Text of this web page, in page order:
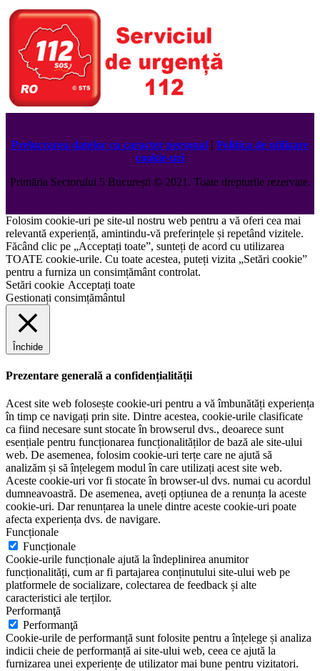
Prelucrarea datelor cu caracter personal | Politica de utilizare
cookie-uri
Primăria Sectorului 5 București ©️2021. Toate drepturile rezervate.
Folosim cookie-uri pe site-ul nostru web pentru a vă oferi cea mai
relevantă experiență, amintindu-vă preferințele și repetând vizitele.
Făcând clic pe „Acceptați toate”, sunteți de acord cu utilizarea
TOATE cookie-urile. Cu toate acestea, puteți vizita „Setări cookie”
pentru a furniza un consimțământ controlat.
Setări cookie Acceptați toate
Gestionați consimțământul
Închide
Prezentare generală a confidențialității
Acest site web folosește cookie-uri pentru a vă îmbunătăți experiența
în timp ce navigați prin site. Dintre acestea, cookie-urile clasificate
ca fiind necesare sunt stocate în browserul dvs., deoarece sunt
esențiale pentru funcționarea funcționalităților de bază ale site-ului
web. De asemenea, folosim cookie-uri terțe care ne ajută să
analizăm și să înțelegem modul în care utilizați acest site web.
Aceste cookie-uri vor fi stocate în browser-ul dvs. numai cu acordul
dumneavoastră. De asemenea, aveți opțiunea de a renunța la aceste
cookie-uri. Dar renunțarea la unele dintre aceste cookie-uri poate
afecta experiența dvs. de navigare.
Funcționale
Funcționale
Cookie-urile funcționale ajută la îndeplinirea anumitor
funcționalități, cum ar fi partajarea conținutului site-ului web pe
platformele de socializare, colectarea de feedback și alte
caracteristici ale terților.
Performanţă
Performanţă
Cookie-urile de performanță sunt folosite pentru a înțelege și analiza
indicii cheie de performanță ai site-ului web, ceea ce ajută la
furnizarea unei experiențe de utilizator mai bune pentru vizitatori.